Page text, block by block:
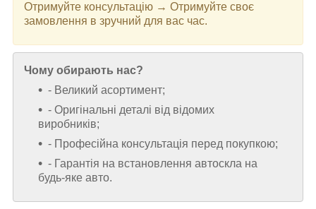
Отримуйте консультацію → Отримуйте своє
замовлення в зручний для вас час.
Чому обирають нас?
- Великий асортимент;
- Оригінальні деталі від відомих
виробників;
- Професійна консультація перед покупкою;
- Гарантія на встановлення автоскла на
будь-яке авто.